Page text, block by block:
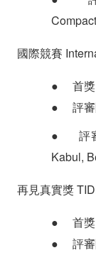
國際競賽
●
首
●
評
●
評
Kabul,
再見真實獎
●
首
●
評